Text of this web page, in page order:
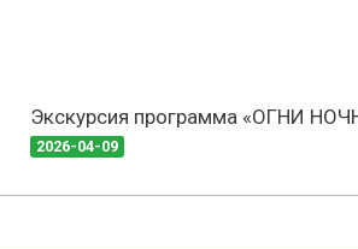
Экскурсия программа «ОГНИ
2026-04-09